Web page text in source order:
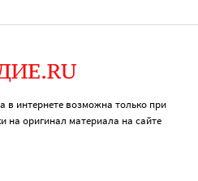
в интернете возможна только при
на оригинал материала на сайте